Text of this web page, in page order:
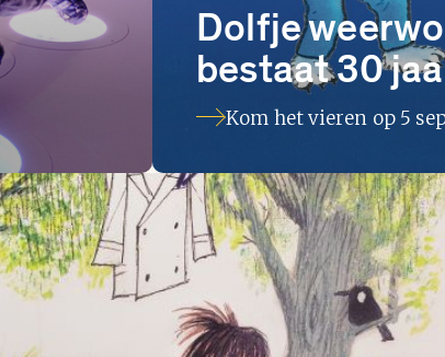
Dolfje
bestaat 30
Kom het vieren op 5